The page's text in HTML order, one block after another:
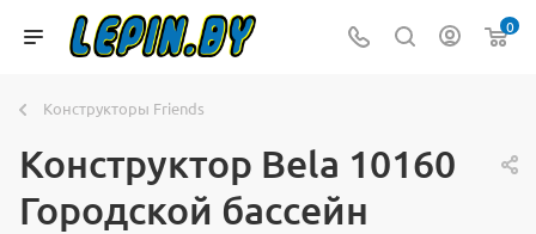
0
Конструкторы Friends
Конструктор Bela 10160
Городской бассейн